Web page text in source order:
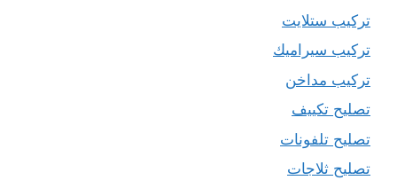
تركيب ستلايت
تركيب سيراميك
تركيب مداخن
تصليح تكييف
تصليح تلفونات
تصليح ثلاجات